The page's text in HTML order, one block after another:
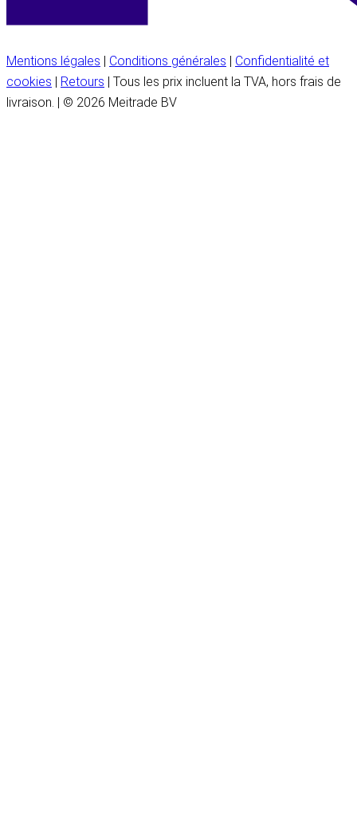
Mentions légales | Conditions générales | Confidentialité et
cookies | Retours | Tous les prix incluent la TVA, hors frais de
livraison. | © 2026 Meitrade BV